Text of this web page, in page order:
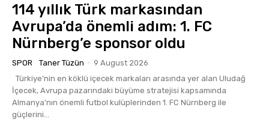
114 yıllık Türk markasından
Avrupa’da önemli adım: 1. FC
Nürnberg’e sponsor oldu
SPOR Taner Tüzün - 9 August 2026
İçecek, Avrupa pazarındaki büyüme stratejisi kapsamında
Almanya’nın önemli futbol kulüplerinden 1. FC Nürnberg ile
güçlerini...